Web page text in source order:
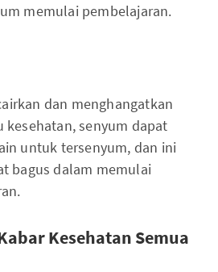
memulai pembelajaran.
dan menghangatkan
kesehatan, senyum dapat
untuk tersenyum, dan ini
bagus dalam memulai
Kesehatan Semua